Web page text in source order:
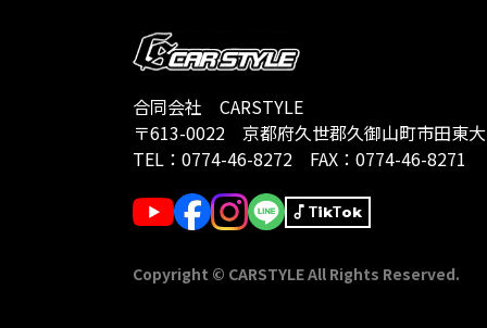
合同会社 CARSTYLE
〒613-0022 京都府久世郡久御山町市田東
TEL： 0774-46-8272 FAX：0774-46-8271
TikTok
Copyright © CARSTYLE All Rights Reserved.